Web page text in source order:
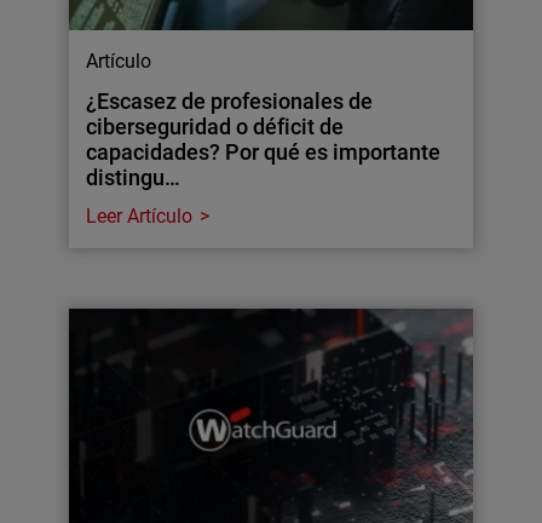
Artículo
¿Escasez de profesionales de
ciberseguridad o déficit de
capacidades? Por qué es importante
distingu…
Leer Artículo